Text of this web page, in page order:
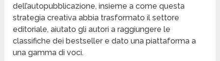
dell’autopubblicazione, insieme a come questa
strategia creativa abbia trasformato il settore
editoriale, aiutato gli autori a raggiungere le
classifiche dei bestseller e dato una piattaforma a
una gamma di voci.